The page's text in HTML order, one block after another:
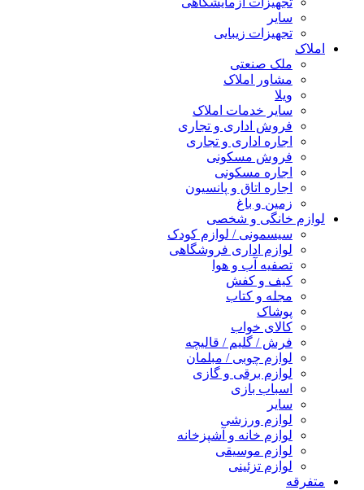
سایر
تجهیزات زیبایی
املاک
ملک صنعتی
مشاور املاک
ویلا
سایر خدمات املاک
فروش اداری و تجاری
اجاره اداری و تجاری
فروش مسکونی
اجاره مسکونی
اجاره اتاق و پانسیون
زمین و باغ
لوازم خانگی و شخصی
سیسمونی / لوازم کودک
لوازم اداری فروشگاهی
تصفیه آب و هوا
کیف و کفش
مجله و کتاب
پوشاک
کالای خواب
فرش / گلیم / قالیچه
لوازم چوبی / مبلمان
لوازم برقی و گازی
اسباب بازی
سایر
لوازم ورزشی
لوازم خانه و آشپزخانه
لوازم موسیقی
لوازم تزئینی
متفرقه